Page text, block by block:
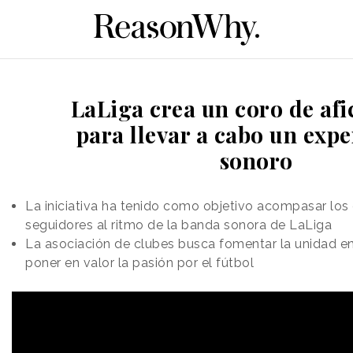
LaLiga crea un coro de
para llevar a cabo un
sonoro
La iniciativa ha tenido como objetivo acompasar
seguidores al ritmo de la banda sonora de LaLiga
La asociación de clubes busca fomentar la unidad
poner en valor la pasión por el fútbol